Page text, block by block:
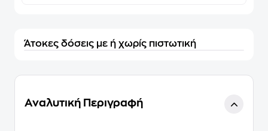
Άτοκες δόσεις με ή χωρίς πιστωτική
Αναλυτική Περιγραφή